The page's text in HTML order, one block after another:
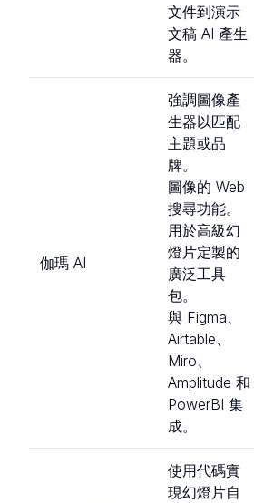
文件到演示
文稿 AI 產生
器。
伽瑪 AI
強調圖像產
生器以匹配
主題或品
牌。
圖像的 Web
搜尋功能。
用於高級幻
燈片定製的
廣泛工具
包。
與 Figma、
Airtable、
Miro、
Amplitude 和
PowerBI 集
成。
使用代碼實
現幻燈片自